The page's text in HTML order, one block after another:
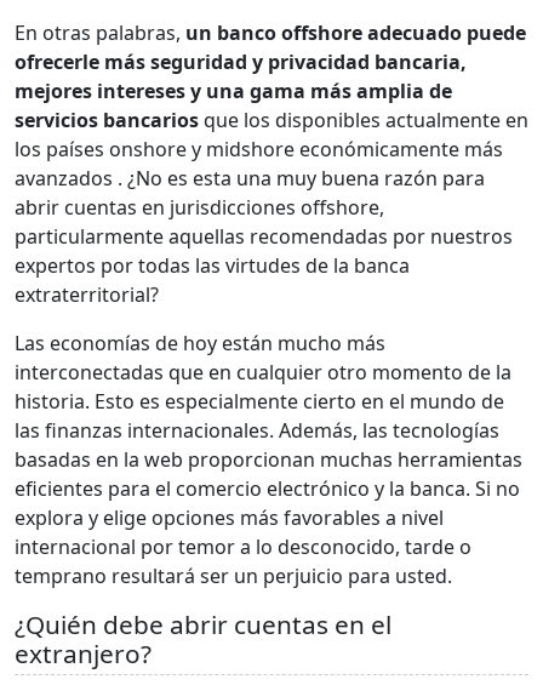
En otras palabras, un banco offshore adecuado puede
ofrecerle más seguridad y privacidad bancaria,
mejores intereses y una gama más amplia de
servicios bancariosque los disponibles actualmente en
los países onshore y midshore económicamente más
avanzados . ¿No es esta una muy buena razón para
abrir cuentas en jurisdicciones offshore,
particularmente aquellas recomendadas por nuestros
expertos por todas las virtudes de la banca
extraterritorial?
Las economías de hoy están mucho más
interconectadas que en cualquier otro momento de la
historia. Esto es especialmente cierto en el mundo de
las finanzas internacionales. Además, las tecnologías
basadas en la web proporcionan muchas herramientas
eficientes para el comercio electrónico y la banca. Si no
explora y elige opciones más favorables a nivel
internacional por temor a lo desconocido, tarde o
temprano resultará ser un perjuicio para usted.
¿Quién debe abrir cuentas en el
extranjero?